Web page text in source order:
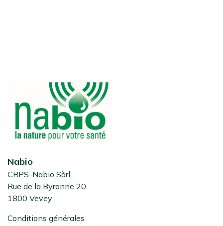
Nabio
CRPS-Nabio Sàrl
Rue de la Byronne 20
1800 Vevey
Conditions générales